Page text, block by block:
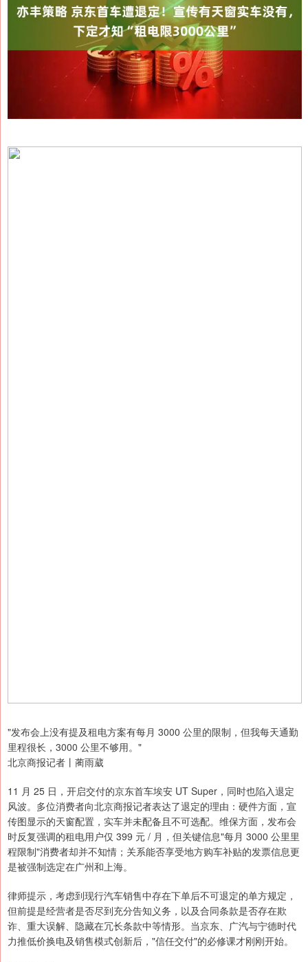
"发布会上没有提及租电方案有每月 3000 公里的限制，但我每天通勤
里程很长，3000 公里不够用。"
北京商报记者丨蔺雨葳
11 月 25 日，开启交付的京东首车埃安 UT Super，同时也陷入退定
风波。多位消费者向北京商报记者表达了退定的理由：硬件方面，宣
传图显示的天窗配置，实车并未配备且不可选配。维保方面，发布会
时反复强调的租电用户仅 399 元 / 月，但关键信息"每月 3000 公里里
程限制"消费者却并不知情；关系能否享受地方购车补贴的发票信息更
是被强制选定在广州和上海。
律师提示，考虑到现行汽车销售中存在下单后不可退定的单方规定，
但前提是经营者是否尽到充分告知义务，以及合同条款是否存在欺
诈、重大误解、隐藏在冗长条款中等情形。当京东、广汽与宁德时代
力推低价换电及销售模式创新后，"信任交付"的必修课才刚刚开始。